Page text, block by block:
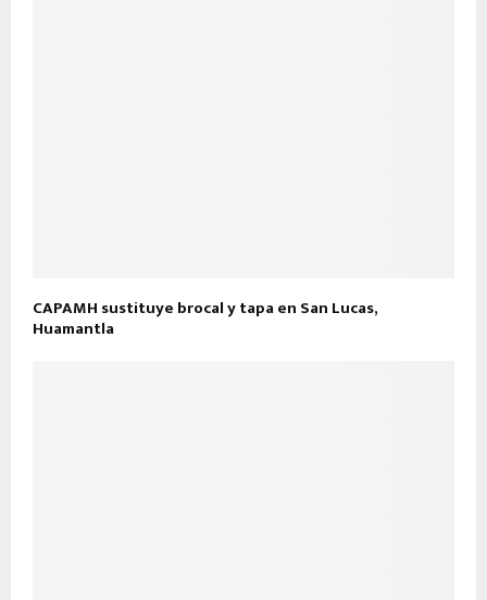
CAPAMH sustituye brocal y tapa en San Lucas,
Huamantla